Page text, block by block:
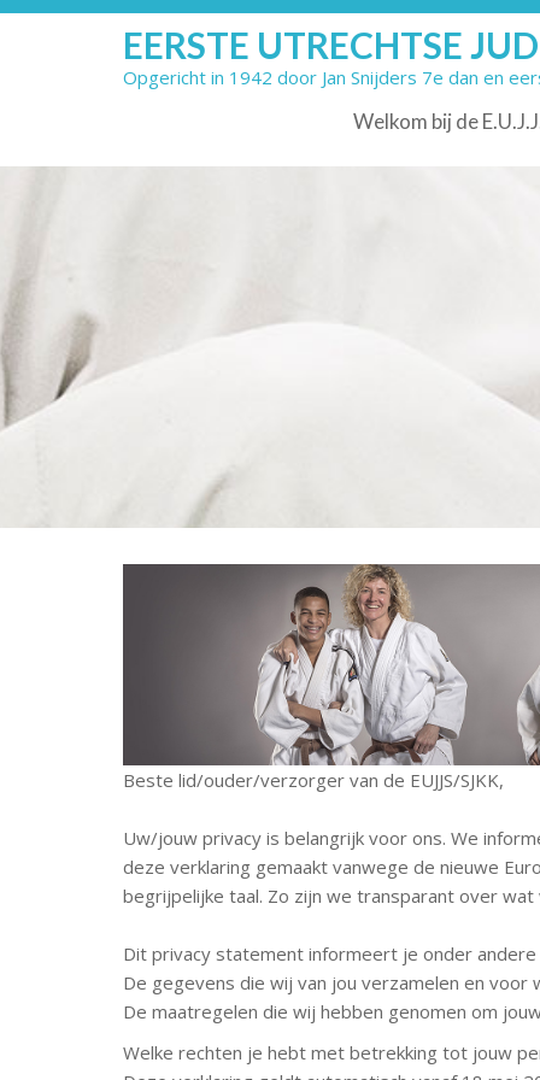
Skip
EERSTE UTRECHTSE
Opgericht in 1942 door Jan Snijders 7e dan en
Welkom bij de
Beste lid/ouder/verzorger van de EUJJS/SJKK,
Uw/jouw privacy is belangrijk voor ons. We
deze verklaring gemaakt vanwege de nieuwe
begrijpelijke taal. Zo zijn we transparant over
Dit privacy statement informeert je onder
De gegevens die wij van jou verzamelen en voor
De maatregelen die wij hebben genomen om
Welke rechten je hebt met betrekking tot jouw